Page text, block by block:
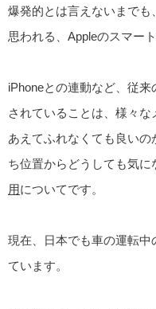
爆発的とは言えないまでも
思われる、Appleのスマー
iPhoneとの連動など、従
されていることは、様々な
あえてふれなくても良い
ち位置からどうしても気に
用についてです。
現在、日本でも車の運転
ています。